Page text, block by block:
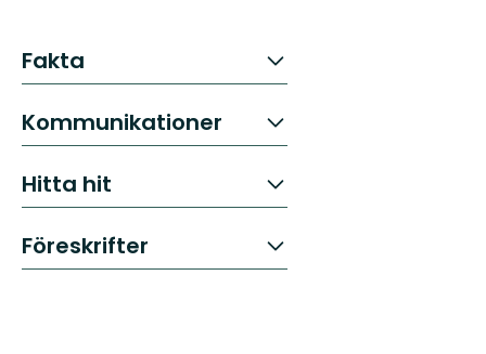
Fakta
Kommunikationer
Hitta hit
Föreskrifter